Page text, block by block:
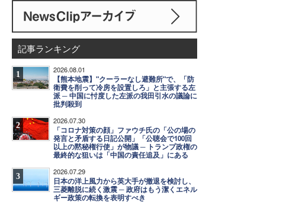
記事ランキング
1 2026.08.01
【熊本地震】"クーラーなし避難所"で、「防
衛費を削って冷房を設置しろ」と主張する左
派 ─ 中国に忖度した左派の我田引水の議論に
批判殺到
2 2026.07.30
「コロナ対策の顔」ファウチ氏の「公の場の
発言と矛盾する日記公開」「公聴会で100回
以上の黙秘権行使」が物議 ─ トランプ政権の
最終的な狙いは「中国の責任追及」にある
3 2026.07.29
日本の洋上風力から英大手が撤退を検討し、
三菱離脱に続く激震 ─ 政府はもう潔くエネル
ギー政策の転換を表明すべき